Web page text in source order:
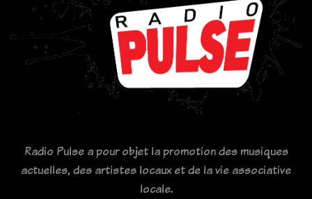
Radio Pulse a pour objet la promotion des musiques
actuelles, des artistes locaux et de la vie associative
locale.